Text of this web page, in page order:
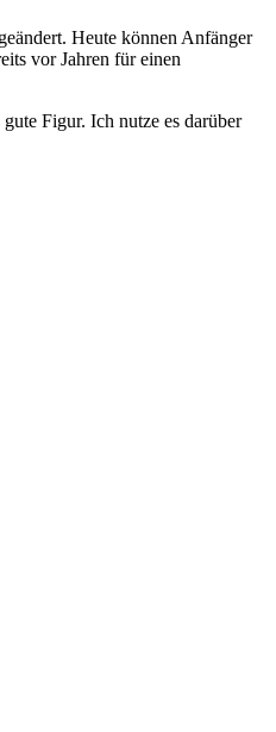
Heute können Anfänger
vor Jahren für einen
Figur. Ich nutze es darüber